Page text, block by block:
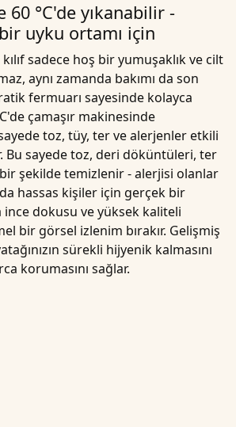
60 °C'de yıkanabilir -
uyku ortamı için
sadece hoş bir yumuşaklık ve cilt
aynı zamanda bakımı da son
fermuarı sayesinde kolayca
çamaşır makinesinde
toz, tüy, ter ve alerjenler etkili
Bu sayede toz, deri döküntüleri, ter
şekilde temizlenir - alerjisi olanlar
hassas kişiler için gerçek bir
ince dokusu ve yüksek kaliteli
bir görsel izlenim bırakır. Gelişmiş
sürekli hijyenik kalmasını
korumasını sağlar.